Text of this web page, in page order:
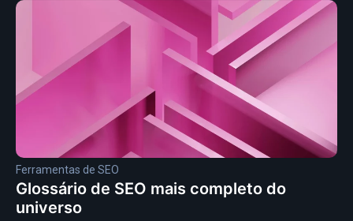
Ferramentas de SEO
Glossário de SEO mais completo do
universo